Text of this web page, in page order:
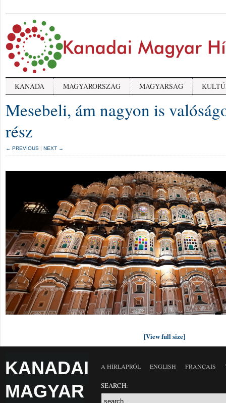
KANADA MAGYARORSZÁG MAGYARSÁG
Mesebeli, ám nagyon is
rész
← PREVIOUS | NEXT →
[View full size]
KANADAI
MAGYAR
A HÍRLAPRÓL ENGLISH FRANÇAIS
SEARCH: